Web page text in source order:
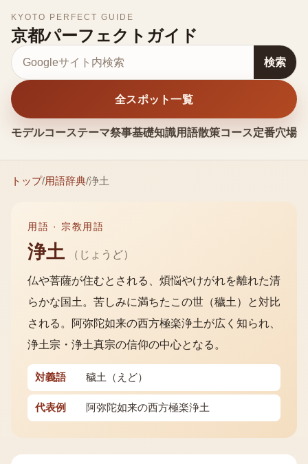
KYOTO PERFECT GUIDE
京都パーフェクトガイド
モデルコーステーマ祭事基礎知識用語散策コース定番穴場
サイト内検索
検索
全スポット一覧
トップ/用語辞典/浄土
用語 ·宗教用語
浄土 （ じょうど）
仏や菩薩が住むとされる、煩悩やけがれを離れた清
らかな国土。苦しみに満ちたこの世（穢土）と対比
される。阿弥陀如来の西方極楽浄土が広く知られ、
浄土宗・浄土真宗の信仰の中心となる。
対義語 穢土（えど）
代表例 阿弥陀如来の西方極楽浄土